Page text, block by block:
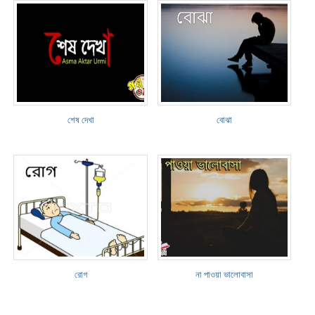
শেষ দেখা বোঝা
রোগ না পাওয়া ভালোবাসা